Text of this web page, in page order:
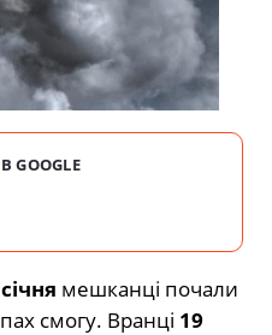
мешканці почали
смогу. Вранці 19